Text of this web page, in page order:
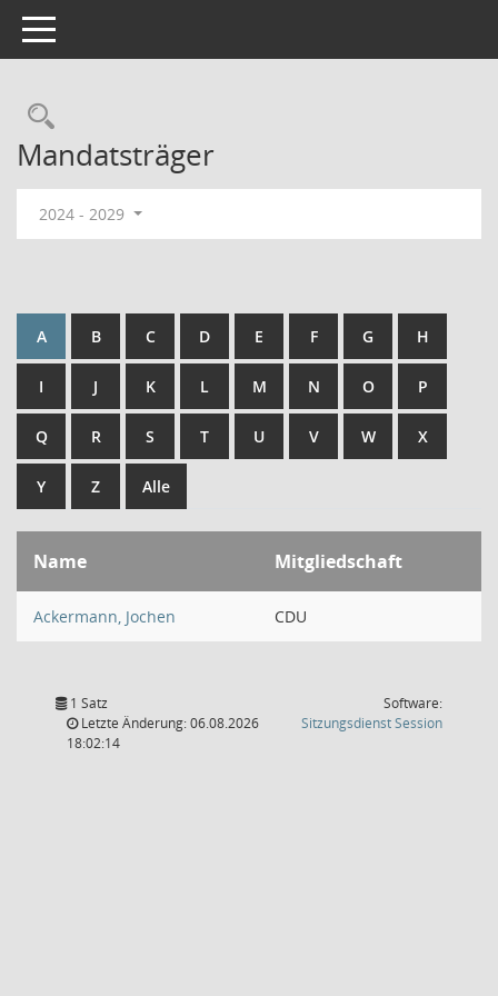
Toggle navigation
Rechercheauswahl
Mandatsträger
2024 - 2029
A B C D E F G H
I J K L M N O P
Q R S T U V W X
Y Z Alle
Name Mitgliedschaft
Ackermann, Jochen CDU
1 Satz
Letzte Änderung: 06.08.2026
18:02:14
Software:
SitzungsdienstSession(Wird in